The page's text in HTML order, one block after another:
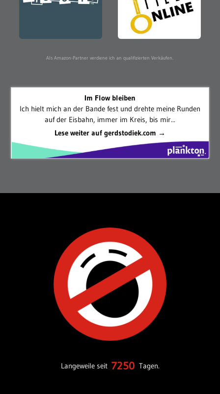
Als Amazon-Partner verdiene ich an qualifizierten Verkäufen.
Im Flow bleiben
Ich hielt mich an der Bande fest und drehte meine Runden
auf der Eisbahn, immer im Kreis, bis mir...
Lese weiter auf gerdstodiek.com →
Langeweile seit 7250 Tagen.